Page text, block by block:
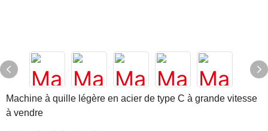
Machine à quille légère en acier de type C à grande vitesse
à vendre